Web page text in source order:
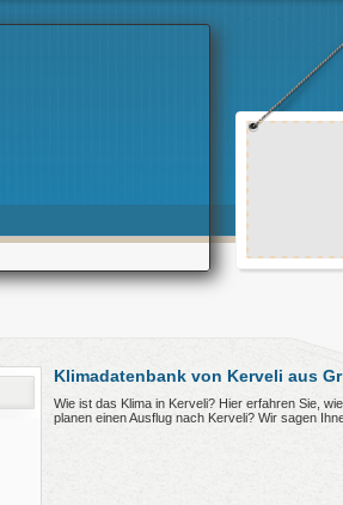
Klimadatenbank von Kerveli aus
Wie ist das Klima in Kerveli? Hier erfahren Sie,
planen einen Ausflug nach Kerveli? Wir sagen